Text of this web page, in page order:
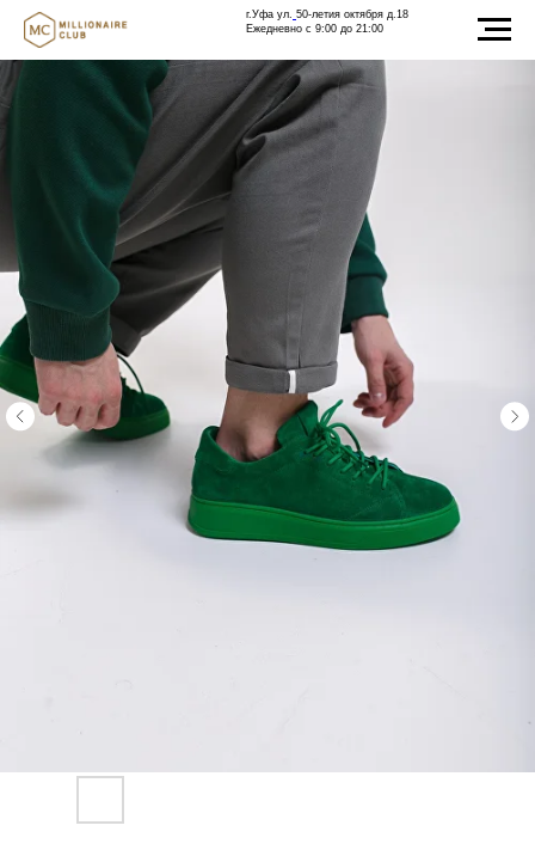
г.Уфа ул. 50-летия октября д.18
Ежедневно с 9:00 до 21:00